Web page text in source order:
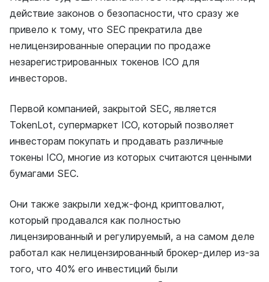
действие законов о безопасности, что сразу же
привело к тому, что SEC прекратила две
нелицензированные операции по продаже
незарегистрированных токенов ICO для
инвесторов.
Первой компанией, закрытой SEC, является
TokenLot, супермаркет ICO, который позволяет
инвесторам покупать и продавать различные
токены ICO, многие из которых считаются ценными
бумагами SEC.
Они также закрыли хедж-фонд криптовалют,
который продавался как полностью
лицензированный и регулируемый, а на самом деле
работал как нелицензированный брокер-дилер из-за
того, что 40% его инвестиций были